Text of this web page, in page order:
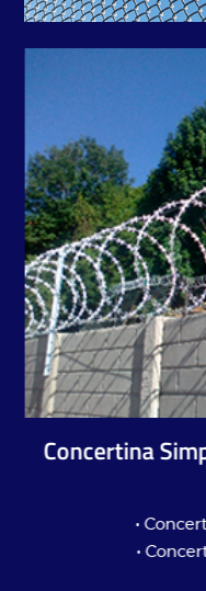
Concertina
•
•